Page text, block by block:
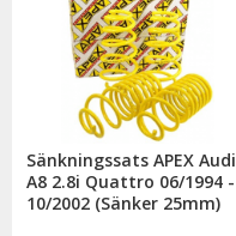
Sänkningssats APEX Audi
A8 2.8i Quattro 06/1994 -
10/2002 (Sänker 25mm)